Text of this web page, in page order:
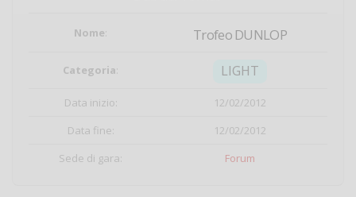
Nome: Trofeo DUNLOP
Categoria: LIGHT
Data inizio:
12/02/2012
Data fine:
12/02/2012
Sede di gara:
Forum